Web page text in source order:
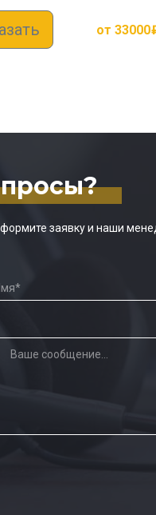
от 33000
заявку и наши